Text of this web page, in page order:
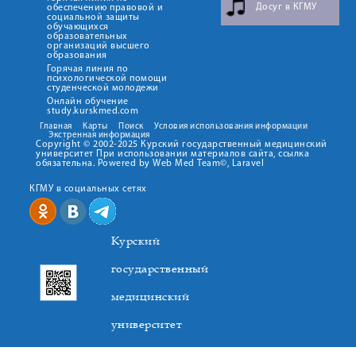
обеспечению правовой и
социальной защиты
обучающихся
образовательных
организаций высшего
образования
Горячая линия по
психологической помощи
студенческой молодежи
Онлайн обучение
study.kurskmed.com
Досуг в КГМУ
Главная Карты Поиск
Условия использования информации
Экстренная информация
Copyright © 2002-2025 Курский государственный медицинский
университет При использовании материалов сайта, ссылка
обязательна. Powered by Web Med Team©, Laravel
КГМУ в социальных сетях
Курский
государственный
медицинский
университет